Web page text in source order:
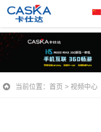
当前位置： 首页 > 视频中心